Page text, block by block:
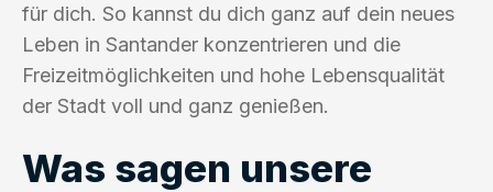
für dich. So kannst du dich ganz auf dein neues
Leben in Santander konzentrieren und die
Freizeitmöglichkeiten und hohe Lebensqualität
der Stadt voll und ganz genießen.
Was sagen unsere